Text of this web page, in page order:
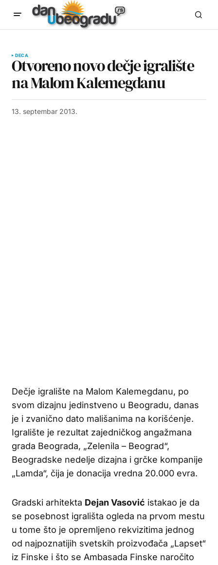
DECA
Otvoreno novo dečje igralište
na Malom Kalemegdanu
13. septembar 2013.
Dečje igralište na Malom Kalemegdanu, po
svom dizajnu jedinstveno u Beogradu, danas
je i zvanično dato mališanima na korišćenje.
Igralište je rezultat zajedničkog angažmana
grada Beograda, „Zelenila – Beograd“,
Beogradske nedelje dizajna i grčke kompanije
„Lamda“, čija je donacija vredna 20.000 evra.
Gradski arhitekta Dejan Vasović istakao je da
se posebnost igrališta ogleda na prvom mestu
u tome što je opremljeno rekvizitima jednog
od najpoznatijih svetskih proizvođača „Lapset“
iz Finske i što se Ambasada Finske naročito